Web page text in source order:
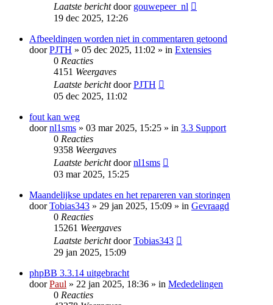
Laatste berichtdoor gouwepeer_nl
19 dec 2025, 12:26
Afbeeldingen worden niet in commentaren getoond
doorPJTH » 05 dec 2025, 11:02 » in Extensies
0 Reacties
4151 Weergaves
Laatste berichtdoorPJTH
05 dec 2025, 11:02
fout kan weg
doornl1sms » 03 mar 2025, 15:25 » in 3.3 Support
0 Reacties
9358 Weergaves
Laatste berichtdoornl1sms
03 mar 2025, 15:25
Maandelijkse updates en het repareren van storingen
doorTobias343 » 29 jan 2025, 15:09 » in Gevraagd
0 Reacties
15261 Weergaves
Laatste berichtdoorTobias343
29 jan 2025, 15:09
phpBB 3.3.14 uitgebracht
doorPaul » 22 jan 2025, 18:36 » in Mededelingen
0 Reacties